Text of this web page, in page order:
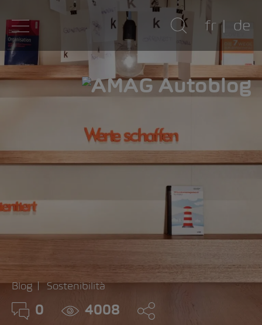
fr de
Blog Sostenibilità
0 4008